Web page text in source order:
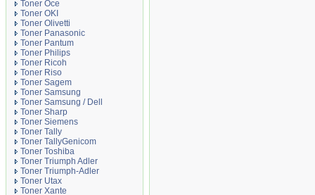
Toner Oce
Toner OKI
Toner Olivetti
Toner Panasonic
Toner Pantum
Toner Philips
Toner Ricoh
Toner Riso
Toner Sagem
Toner Samsung
Toner Samsung / Dell
Toner Sharp
Toner Siemens
Toner Tally
Toner TallyGenicom
Toner Toshiba
Toner Triumph Adler
Toner Triumph-Adler
Toner Utax
Toner Xante